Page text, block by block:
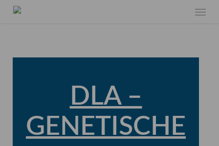
Skip
DLA –
GENETISCHE